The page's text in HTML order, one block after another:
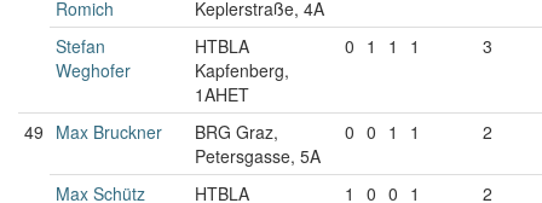
Romich
Keplerstraße, 4A
Stefan
Weghofer
HTBLA
Kapfenberg,
1AHET
0 1 1 1 3
49 Max Bruckner
BRG Graz,
Petersgasse, 5A
0 0 1 1 2
Max Schütz
HTBLA
1 0 0 1 2